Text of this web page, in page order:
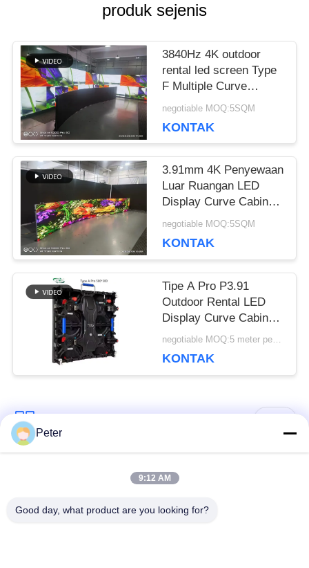
KUTIPAN
VR
PETA
KEBIJAKAN
PRIBADI
produk sejenis
3840Hz 4K outdoor
rental led screen Type
F Multiple Curve
Cabinet
negotiable MOQ:5SQM
KONTAK
3.91mm 4K Penyewaan
Luar Ruangan LED
Display Curve Cabinet
500x500 500x1000mm
negotiable MOQ:5SQM
KONTAK
Tipe A Pro P3.91
Outdoor Rental LED
Display Curve Cabinet
500x500 / 500x1000
negotiable MOQ:5 meter persegi
KONTAK
Bad Request
Tampilan LED tetap
Peter
9:12 AM
Good day, what product are you looking for?